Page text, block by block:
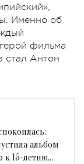
Именно об
фильма
стал Антон
альбом
к 15-летию